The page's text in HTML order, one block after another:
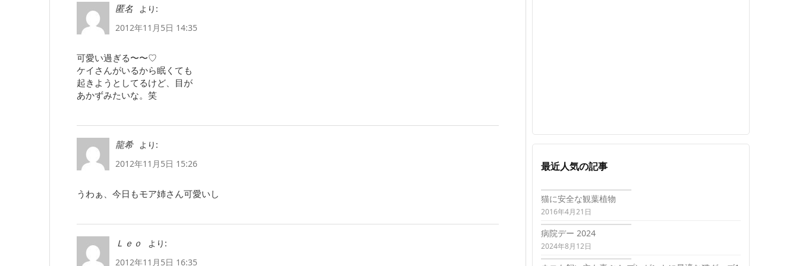
匿名
より:
2012年11月5日 14:35
可愛い過ぎる〜〜♡
ケイさんがいるから眠くても
起きようとしてるけど、目が
あかずみたいな。笑
龍希
より:
2012年11月5日 15:26
うわぁ、今日もモア姉さん可愛いし
Ｌｅｏ
より:
2012年11月5日 16:35
最近人気の記事
猫に安全な観葉植物
2016年4月21日
病院デー 2024
2024年8月12日